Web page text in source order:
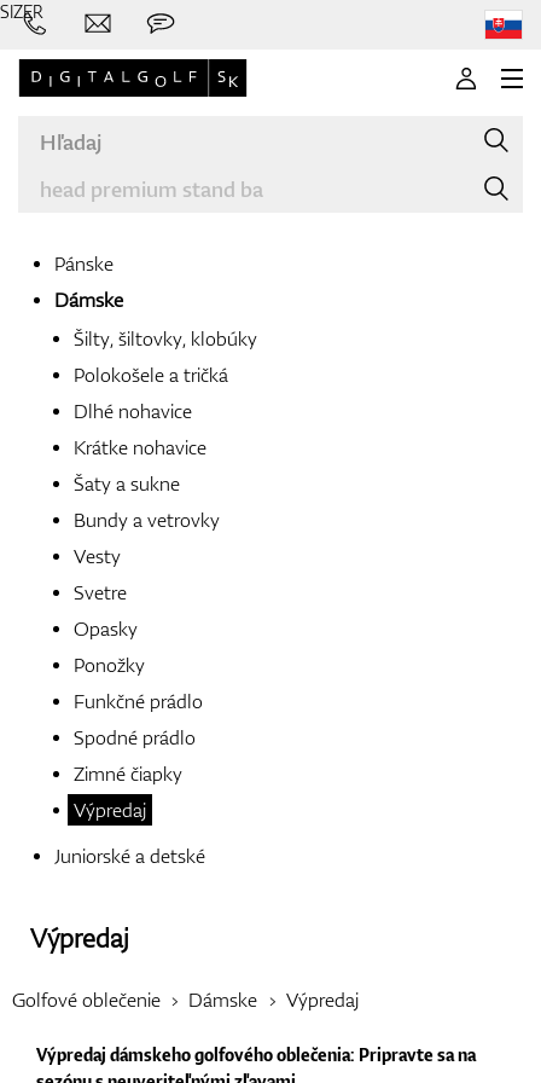
Bagy
Pánske
Dámske
Šilty, šiltovky, klobúky
Polokošele a tričká
Dlhé nohavice
Krátke nohavice
Šaty a sukne
Bundy a vetrovky
Vesty
Svetre
Opasky
Ponožky
Funkčné prádlo
Spodné prádlo
Zimné čiapky
Výpredaj
Juniorské a detské
Výpredaj
Golfové oblečenie Dámske Výpredaj
Výpredaj dámskeho golfového oblečenia: Pripravte sa na
SIZER